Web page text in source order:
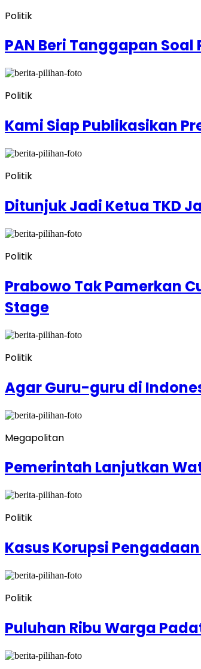
Politik
PAN Beri Tanggapan
Politik
Kami Siap Publikasikan
Politik
Ditunjuk Jadi Ketua TKD
Politik
Prabowo Tak Pamerkan
Stage
Politik
Agar Guru-guru di
Megapolitan
Pemerintah Lanjutkan
Politik
Kasus Korupsi
Politik
Puluhan Ribu Warga